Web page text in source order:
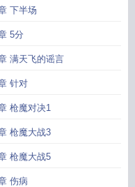
下半场
5分
满天飞的谣言
针对
枪魔对决1
枪魔大战3
枪魔大战5
伤病